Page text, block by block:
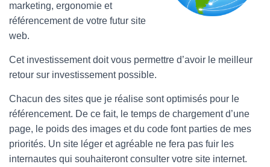
marketing, ergonomie et
référencement de votre futur site
web.
Cet investissement doit vous permettre d’avoir le meilleur
retour sur investissement possible.
Chacun des sites que je réalise sont optimisés pour le
référencement. De ce fait, le temps de chargement d’une
page, le poids des images et du code font parties de mes
priorités. Un site léger et agréable ne fera pas fuir les
internautes qui souhaiteront consulter votre site internet.